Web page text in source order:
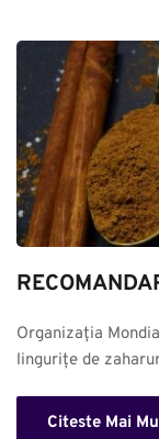
Organizația
lingurițe de
Citeste Mai